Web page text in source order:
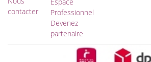
contacter
Professionnel
Devenez
partenaire